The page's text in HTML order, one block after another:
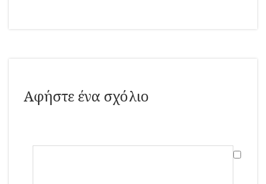
Αφήστε ένα σχόλιο